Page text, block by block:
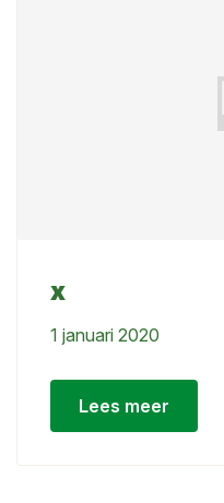
x
1 januari 2020
Lees meer